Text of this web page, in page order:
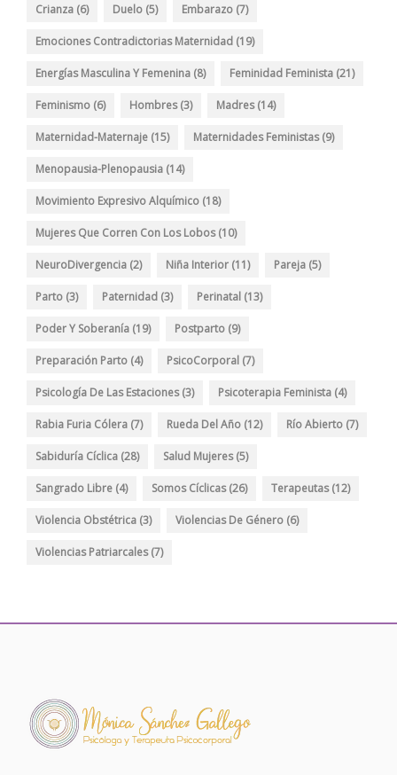
Crianza (6) Duelo (5) Embarazo (7)
Emociones Contradictorias Maternidad (19)
Energías Masculina Y Femenina (8) Feminidad Feminista (21)
Feminismo (6) Hombres(3) Madres(14)
Maternidad-Maternaje (15) Maternidades Feministas(9)
Menopausia-Plenopausia (14)
Movimiento Expresivo Alquímico (18)
Mujeres Que Corren Con Los Lobos(10)
NeuroDivergencia (2) Niña Interior (11) Pareja (5)
Parto (3) Paternidad (3) Perinatal (13)
Poder Y Soberanía (19) Postparto (9)
Preparación Parto (4) PsicoCorporal (7)
Psicología De Las Estaciones(3) Psicoterapia Feminista (4)
Rabia Furia Cólera (7) Rueda Del Año (12) Río Abierto (7)
Sabiduría Cíclica (28) Salud Mujeres(5)
Sangrado Libre (4) Somos Cíclicas(26) Terapeutas(12)
Violencia Obstétrica (3) Violencias De Género (6)
Violencias Patriarcales(7)